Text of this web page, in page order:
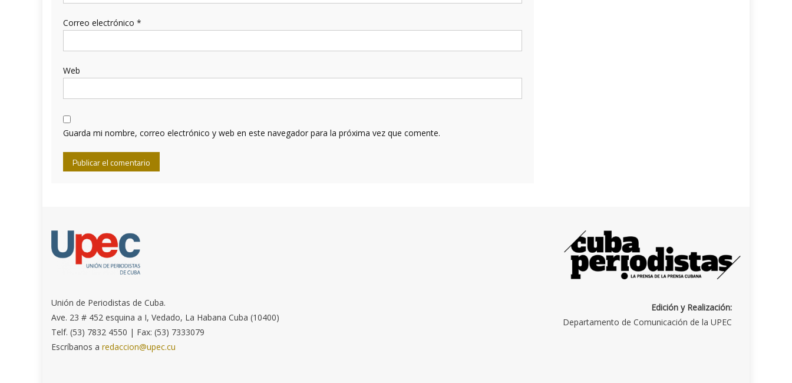
Correo electrónico *
Web
Guarda mi nombre, correo electrónico y web en este navegador para la próxima vez que comente.
Unión de Periodistas de Cuba.
Ave. 23 # 452 esquina a I, Vedado, La Habana Cuba (10400)
Telf. (53) 7832 4550 | Fax: (53) 7333079
Escríbanos aredaccion@upec.cu
Edición y Realización:
Departamento de Comunicación de la UPEC